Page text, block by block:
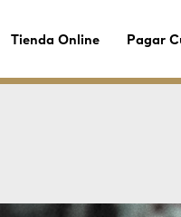
Tienda Online Pagar